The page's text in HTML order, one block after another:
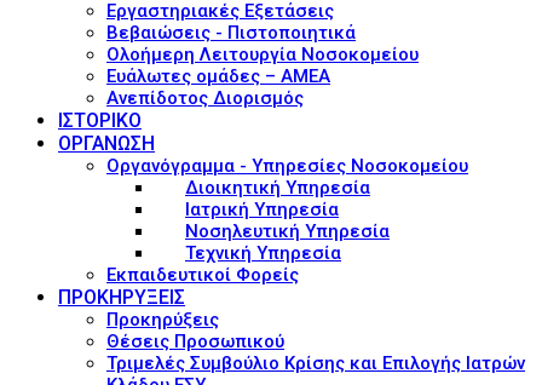
Εργαστηριακές Εξετάσεις
Βεβαιώσεις - Πιστοποιητικά
Ολοήμερη Λειτουργία Νοσοκομείου
Ευάλωτες ομάδες – ΑΜΕΑ
Ανεπίδοτος Διορισμός
ΙΣΤΟΡΙΚΟ
ΟΡΓΑΝΩΣΗ
Οργανόγραμμα - Υπηρεσίες Νοσοκομείου
Διοικητική Υπηρεσία
Ιατρική Υπηρεσία
Νοσηλευτική Υπηρεσία
Τεχνική Υπηρεσία
Εκπαιδευτικοί Φορείς
ΠΡΟΚΗΡΥΞΕΙΣ
Προκηρύξεις
Θέσεις Προσωπικού
Τριμελές Συμβούλιο Κρίσης και Επιλογής Ιατρών